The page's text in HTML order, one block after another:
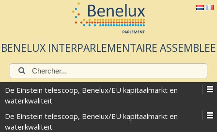
BENELUX INTERPARLEMENTAIRE ASSEMBLEE
Chercher:
De Einstein telescoop, Benelux/EU kapitaalmarkt en
waterkwaliteit
De Einstein telescoop, Benelux/EU kapitaalmarkt en
waterkwaliteit